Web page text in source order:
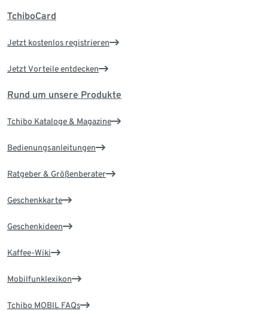
TchiboCard
Jetzt kostenlos registrieren
Jetzt Vorteile entdecken
Rund um unsere Produkte
Tchibo Kataloge & Magazine
Bedienungsanleitungen
Ratgeber & Größenberater
Geschenkkarte
Geschenkideen
Kaffee-Wiki
Mobilfunklexikon
Tchibo MOBIL FAQs